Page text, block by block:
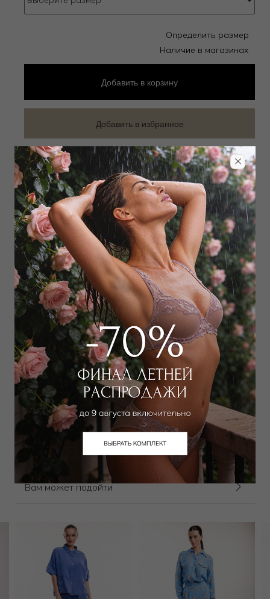
Дополнить образ
Блуза
12 000₽ 8 550₽
Определить размер
Наличие в магазинах
Добавить в корзину
Добавить в избранное
Забронировать в магазине
Вам может подойти